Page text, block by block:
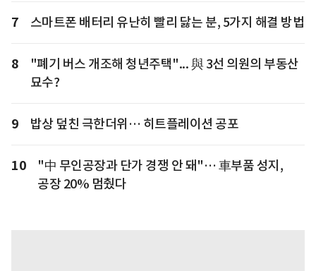
7 스마트폰 배터리 유난히 빨리 닳는 분, 5가지 해결 방법
8
"폐기 버스 개조해 청년주택"... 與 3선 의원의 부동산
묘수?
9 밥상 덮친 극한더위… 히트플레이션 공포
10
"中 무인공장과 단가 경쟁 안 돼"… 車부품 성지,
공장 20% 멈췄다